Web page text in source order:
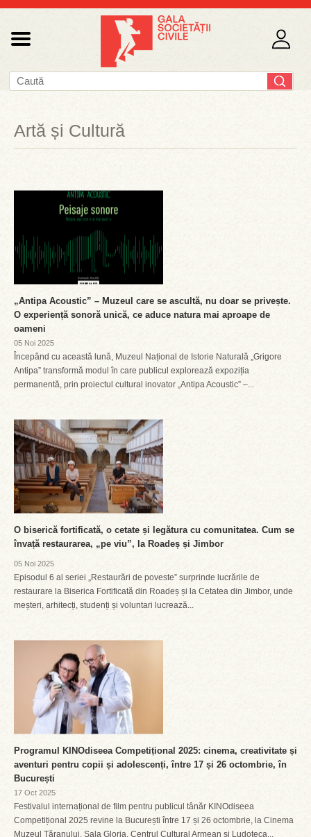
Artă și Cultură
„Antipa Acoustic” – Muzeul care se ascultă, nu doar se privește.
O experiență sonoră unică, ce aduce natura mai aproape de
oameni
05 Noi 2025
Începând cu această lună, Muzeul Național de Istorie Naturală „Grigore
Antipa” transformă modul în care publicul explorează expoziția
permanentă, prin proiectul cultural inovator „Antipa Acoustic” –...
O biserică fortificată, o cetate și legătura cu comunitatea. Cum se
învață restaurarea, „pe viu”, la Roadeș și Jimbor
05 Noi 2025
Episodul 6 al seriei „Restaurări de poveste” surprinde lucrările de
restaurare la Biserica Fortificată din Roadeș și la Cetatea din Jimbor, unde
meșteri, arhitecți, studenți și voluntari lucrează...
Programul KINOdiseea Competițional 2025: cinema, creativitate și
aventuri pentru copii și adolescenți, între 17 și 26 octombrie, în
București
17 Oct 2025
Festivalul internațional de film pentru publicul tânăr KINOdiseea
Competițional 2025 revine la București între 17 și 26 octombrie, la Cinema
Muzeul Țăranului, Sala Gloria, Centrul Cultural Armean și Ludoteca...